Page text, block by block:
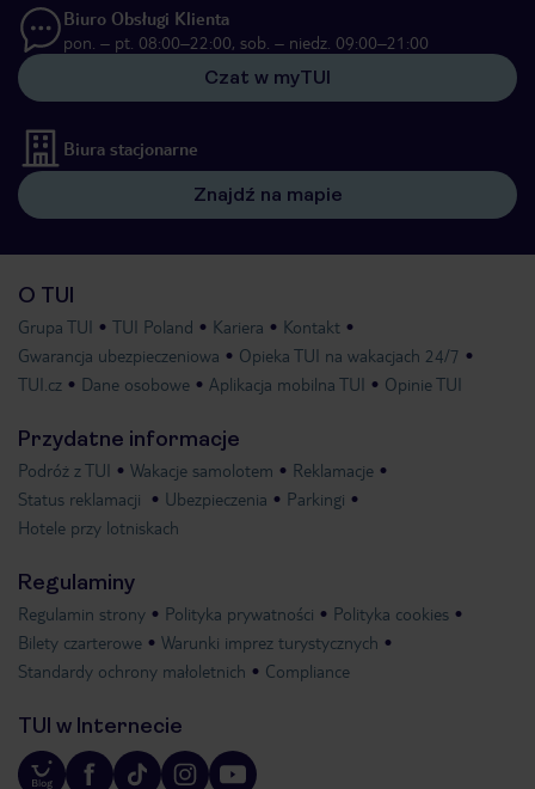
Biuro Obsługi Klienta
pon. – pt. 08:00–22:00, sob. – niedz. 09:00–21:00
Czat w myTUI
Biura stacjonarne
Znajdź na mapie
O TUI
Grupa TUI TUI Poland Kariera
Kontakt
Gwarancja ubezpieczeniowa
Opieka TUI na wakacjach 24/7
TUI.cz
Dane osobowe Aplikacja mobilna TUI Opinie TUI
Przydatne informacje
Podróż z TUI Wakacje samolotem
Reklamacje
Status reklamacji
Ubezpieczenia
Parkingi
Hotele przy lotniskach
Regulaminy
Regulamin strony Polityka prywatności
Polityka cookies
Bilety czarterowe
Warunki imprez turystycznych
Standardy ochrony małoletnich
Compliance
TUI w Internecie